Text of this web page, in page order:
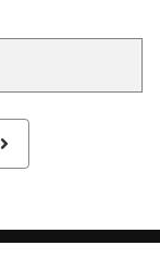
次